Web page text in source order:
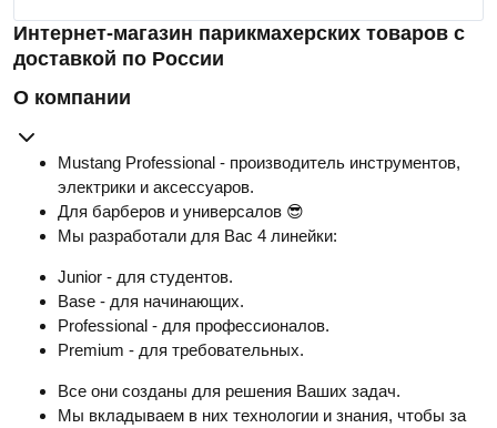
Интернет-магазин парикмахерских товаров с
доставкой по России
О компании
Mustang Professional - производитель инструментов,
электрики и аксессуаров.
Для барберов и универсалов 😎
Мы разработали для Вас 4 линейки:
Junior - для студентов.
Base - для начинающих.
Professional - для профессионалов.
Premium - для требовательных.
Все они созданы для решения Ваших задач.
Мы вкладываем в них технологии и знания, чтобы за